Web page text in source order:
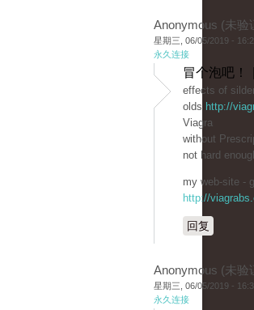
Anonymous (未验
星期三, 06/05/2019 -
永久连接
冒个泡吧！
effects of
olds http://
Viagra
without
not hard
my web-site -
http://
回复
Anonymous (未验
星期三, 06/05/2019 -
永久连接